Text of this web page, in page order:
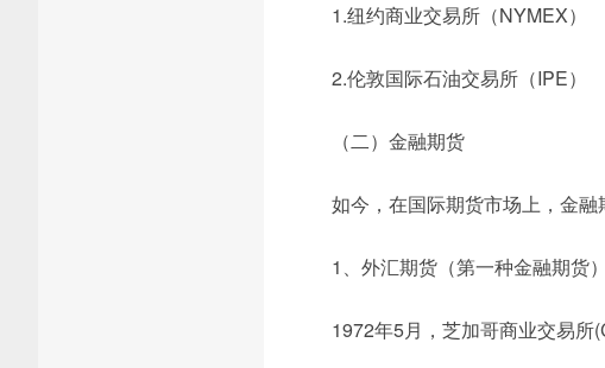
1.纽约商业交易所（NYMEX）
2.伦敦国际石油交易所（IPE）
（二）金融期货
如今，在国际期货市场上，金融
1、外汇期货（第一种金融期货）
1972年5月，芝加哥商业交易所